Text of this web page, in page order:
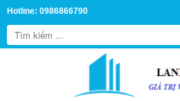
Hotline: 0986866790